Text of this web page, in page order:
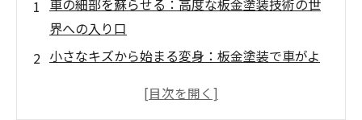
車の細部を蘇らせる：高度な板金塗装技術の世
界への入り口
小さなキズから始まる変身：板金塗装で車がよ
形状と質感を完璧に再現する秘訣：板金塗装の